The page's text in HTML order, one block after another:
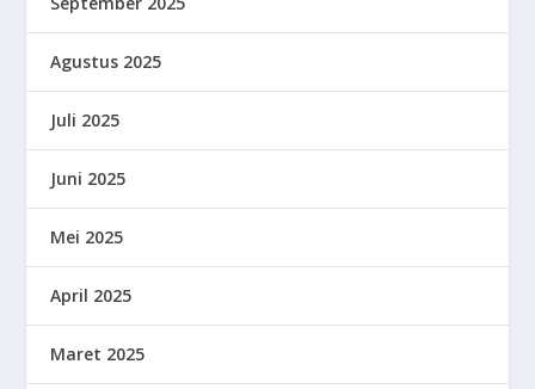
Agustus 2025
Juli 2025
Juni 2025
Mei 2025
April 2025
Maret 2025